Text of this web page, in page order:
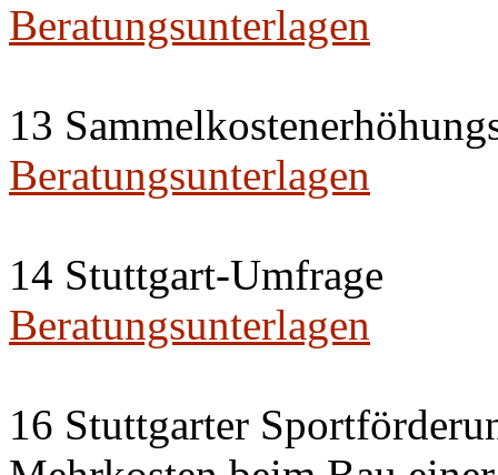
Beratungsunterlagen
13
Beratungsunterlagen
14 Stuttgart-Umfrage
Beratungsunterlagen
16 Stuttgarter